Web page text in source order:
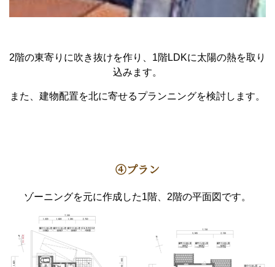
2階の東寄りに吹き抜けを作り、1階LDKに太陽の熱を取り
込みます。
また、建物配置を北に寄せるプランニングを検討します。
④プラン
ゾーニングを元に作成した1階、2階の平面図です。